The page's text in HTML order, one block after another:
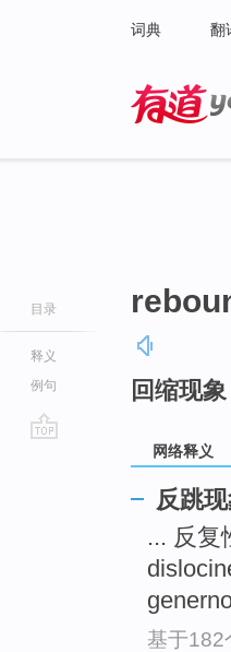
词典 翻
目录
释义
例句
回缩现
网络释义
反跳
... 反复
基于182